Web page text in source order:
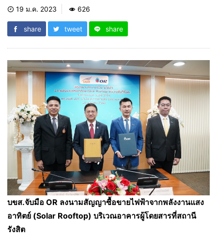
19 ม.ค. 2023 626
share tweet share
บขส.จับมือ OR ลงนามสัญญาซื้อขายไฟฟ้าจากพลังงานแสง
อาทิตย์ (Solar Rooftop) บริเวณอาคารผู้โดยสารที่สถานี
รังสิต